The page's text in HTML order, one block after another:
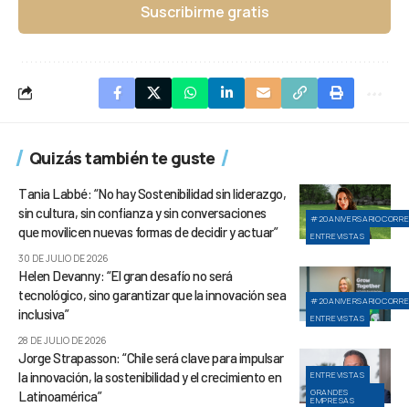
Suscribirme gratis
Quizás también te guste
ENTREVISTAS
Tania Labbé: “No hay Sostenibilidad sin liderazgo,
sin cultura, sin confianza y sin conversaciones
que movilicen nuevas formas de decidir y actuar”
30 DE JULIO DE 2026
ENTREVISTAS
Helen Devanny: “El gran desafío no será
tecnológico, sino garantizar que la innovación sea
inclusiva”
28 DE JULIO DE 2026
ENTREVISTAS
GRANDES
EMPRESAS
Jorge Strapasson: “Chile será clave para impulsar
la innovación, la sostenibilidad y el crecimiento en
Latinoamérica”